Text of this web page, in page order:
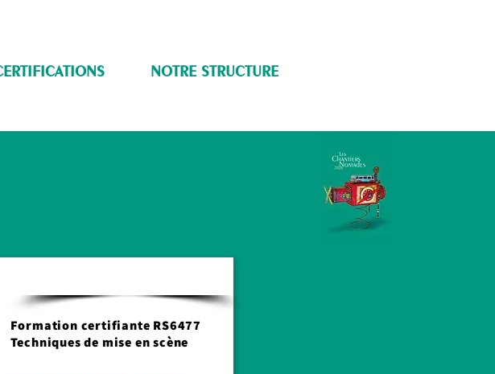
NOTRE STRUCTURE
Formation certifiante RS6477
Techniques de mise en scène